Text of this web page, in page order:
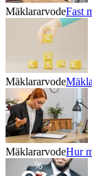
MäklararvodeFast
Mäklararvode
MäklararvodeHur